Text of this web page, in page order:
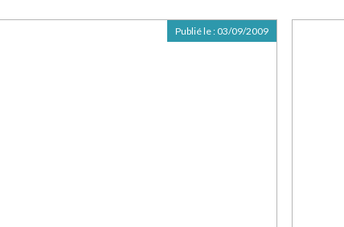
Publié le : 03/09/2009